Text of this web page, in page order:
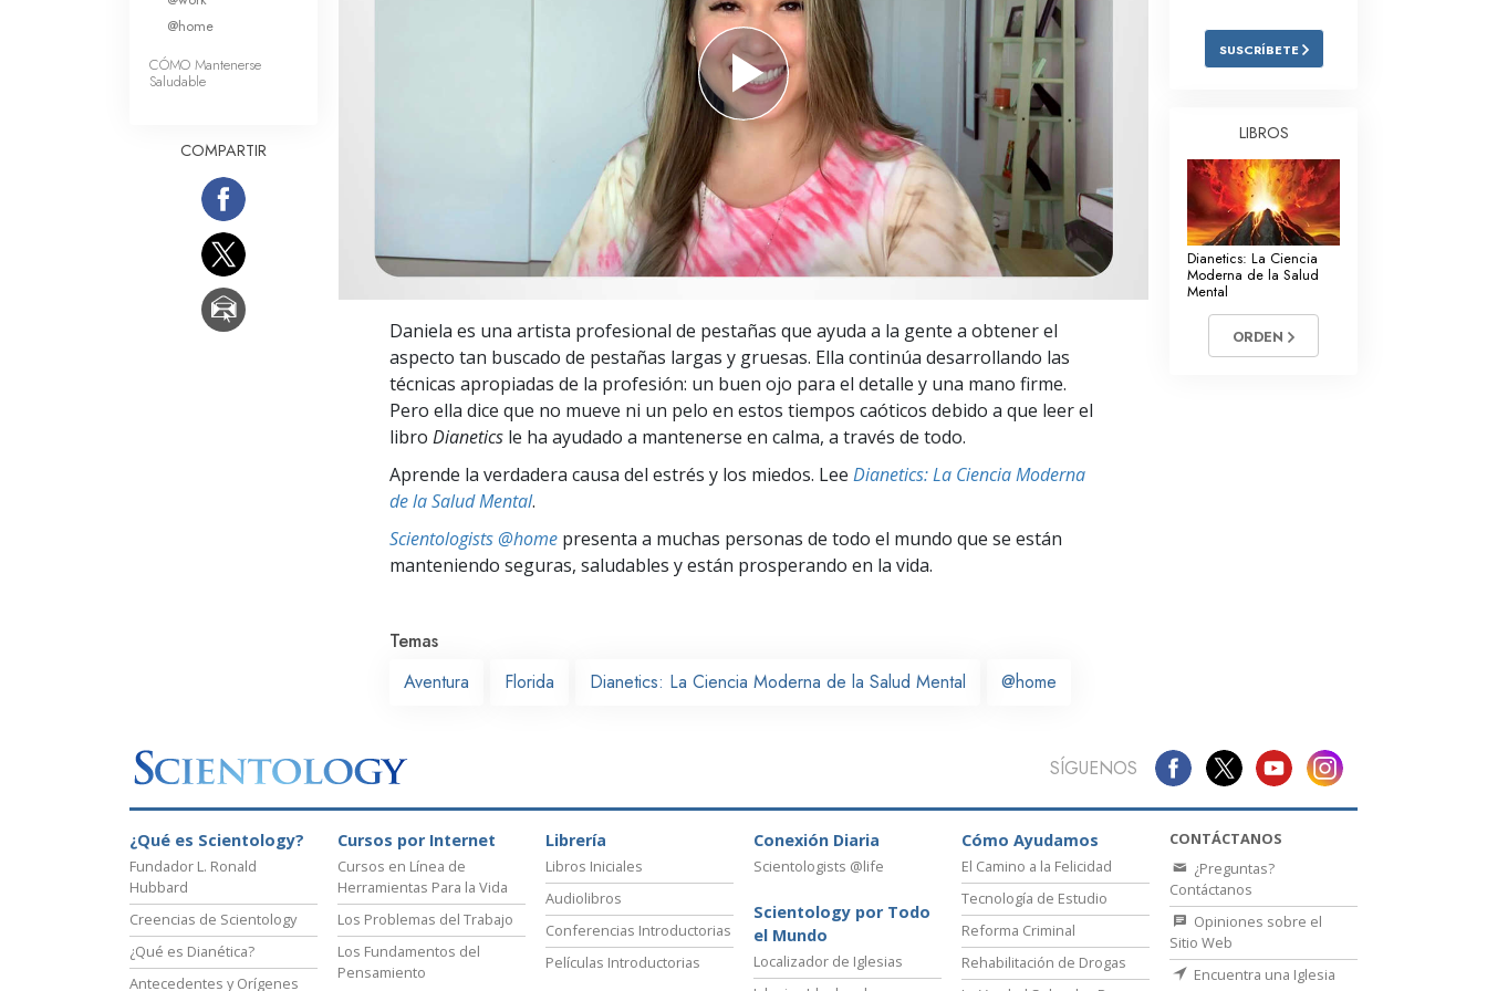
Respuestas a las Drogas
La Causa de la Supresión
Investigaciones
Los Fundamentos de la Organización
Los Fundamentos de las Relaciones
Daniela es una artista profesional de pestañas que ayuda a la gente a obtener el
aspecto tan buscado de pestañas largas y gruesas. Ella continúa desarrollando las
técnicas apropiadas de la profesión: un buen ojo para el detalle y una mano firme.
Pero ella dice que no mueve ni un pelo en estos tiempos caóticos debido a que leer el
libro Dianetics le ha ayudado a mantenerse en calma, a través de todo.
Aprende la verdadera causa del estrés y los miedos. Lee Dianetics: La Ciencia Moderna
de la Salud Mental.
Scientologists @home presenta a muchas personas de todo el mundo que se están
manteniendo seguras, saludables y están prosperando en la vida.
Temas
Aventura
Florida Dianetics: La Ciencia Moderna de la Salud Mental @home
@home
CÓMO Mantenerse
Saludable
COMPARTIR
SUSCRÍBETE
LIBROS
Dianetics: La Ciencia
Moderna de la Salud
Mental
ORDEN
SÍGUENOS
¿Qué es Scientology?
Fundador L. Ronald
Hubbard
Creencias de Scientology
¿Qué es Dianética?
Antecedentes y Orígenes
Cursos por Internet
Cursos en Línea de
Herramientas Para la Vida
Los Problemas del Trabajo
Los Fundamentos del
Pensamiento
Librería
Libros Iniciales
Audiolibros
Conferencias Introductorias
Películas Introductorias
Conexión Diaria
Scientologists @life
Scientology por Todo
el Mundo
Localizador de Iglesias
Cómo Ayudamos
El Camino a la Felicidad
Tecnología de Estudio
Reforma Criminal
Rehabilitación de Drogas
CONTÁCTANOS
¿Preguntas?
Contáctanos
Opiniones sobre el
Sitio Web
Encuentra una Iglesia